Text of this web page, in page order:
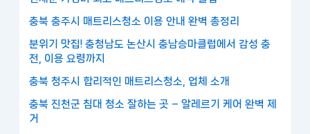
충북 충주시 매트리스청소 이용 안내 완벽 총정리
분위기 맛집! 충청남도 논산시 충남승마클럽에서 감성 충
전, 이용 요령까지
충북 청주시 합리적인 매트리스청소, 업체 소개
충북 진천군 침대 청소 잘하는 곳 – 알레르기 케어 완벽 제
거